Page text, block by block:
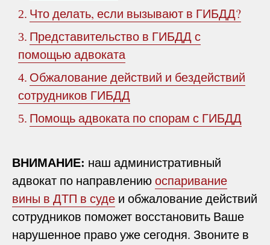
2. Что делать, если вызывают в ГИБДД?
3. Представительство в ГИБДД с
помощью адвоката
4. Обжалование действий и бездействий
сотрудников ГИБДД
5. Помощь адвоката по спорам с ГИБДД
ВНИМАНИЕ: наш административный
адвокат по направлениюоспаривание
вины в ДТП в суде и обжалование действий
сотрудников поможет восстановить Ваше
нарушенное право уже сегодня. Звоните в